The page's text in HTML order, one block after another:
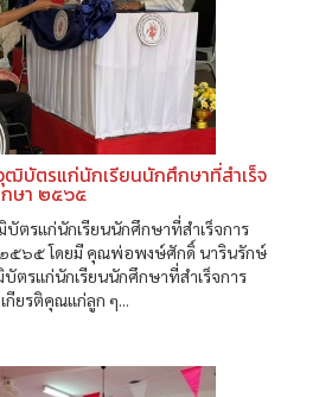
บัตรแก่นักเรียนนักศึกษาที่สำเร็จ
กษา ๒๕๖๕
ตรแก่นักเรียนนักศึกษาที่สำเร็จการ
๕๖๕ โดยมี คุณพ่อพงษ์ศักดิ์ นารินรักษ์
ตรแก่นักเรียนนักศึกษาที่สำเร็จการ
ยรติคุณแก่ลูก ๆ...